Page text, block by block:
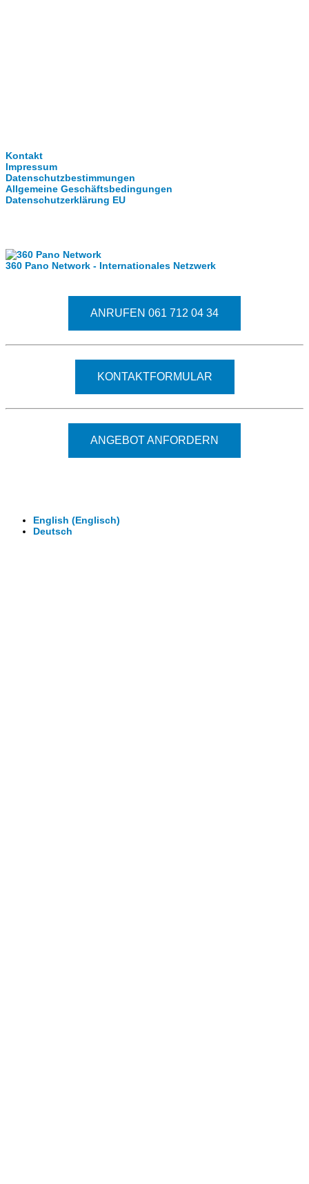
Kontakt
Impressum
Datenschutzbestimmungen
Allgemeine Geschäftsbedingungen
Datenschutzerklärung EU
360 Pano Network - Internationales Netzwerk
ANRUFEN 061 712 04 34
KONTAKTFORMULAR
ANGEBOT ANFORDERN
English (Englisch)
Deutsch